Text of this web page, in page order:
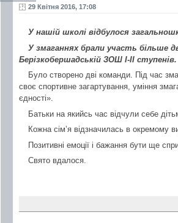
29 Квітня 2016, 17:08
У нашій школі відбулося
У змаганнях брали участь більше
Берізкобершадській ЗОШ І-ІІ ступенів.
Було створено дві команди. Під час
своє спортивне загартування, уміння
єдності».
Батьки на якийсь час відчули себе
Кожна сім’я відзначилась в окремому
Позитивні емоції і бажання бути ще
Свято вдалося.